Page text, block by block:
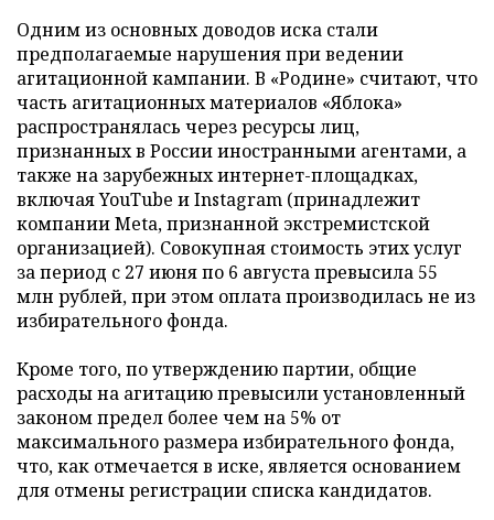
Одним из основных доводов иска стали
предполагаемые нарушения при ведении
агитационной кампании. В «Родине» считают, что
часть агитационных материалов «Яблока»
распространялась через ресурсы лиц,
признанных в России иностранными агентами, а
также на зарубежных интернет-площадках,
включая YouTube и Instagram (принадлежит
компании Meta, признанной экстремистской
организацией). Совокупная стоимость этих услуг
за период с 27 июня по 6 августа превысила 55
млн рублей, при этом оплата производилась не из
избирательного фонда.
Кроме того, по утверждению партии, общие
расходы на агитацию превысили установленный
законом предел более чем на 5% от
максимального размера избирательного фонда,
что, как отмечается в иске, является основанием
для отмены регистрации списка кандидатов.